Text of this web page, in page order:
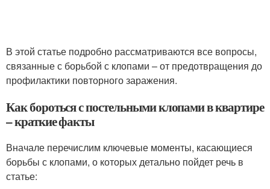
В этой статье подробно рассматриваются все вопросы,
связанные с борьбой с клопами – от предотвращения до
профилактики повторного заражения.
Как бороться с постельными клопами в квартире
– краткие факты
Вначале перечислим ключевые моменты, касающиеся
борьбы с клопами, о которых детально пойдет речь в
статье: